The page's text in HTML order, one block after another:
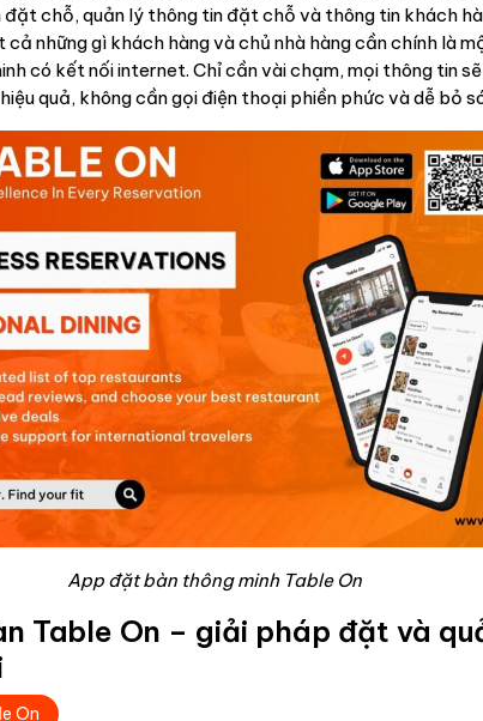
đặt chỗ, quản lý thông tin đặt chỗ và thông tin khách
cả những gì khách hàng và chủ nhà hàng cần chính là
có kết nối internet. Chỉ cần vài chạm, mọi thông tin
quả, không cần gọi điện thoại phiền phức và dễ bỏ
App đặt bàn thông minh Table On
Table On – giải pháp đặt và
On